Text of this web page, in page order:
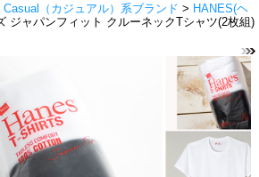
Casual（カジュアル）系ブランド > HANES(ヘ
ジャパンフィット クルーネックTシャツ(2枚組)